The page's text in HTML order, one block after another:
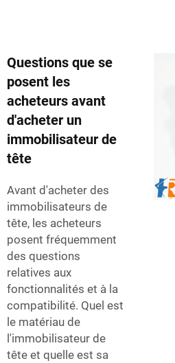
Questions que se
posent les
acheteurs avant
d'acheter un
immobilisateur de
tête
Avant d'acheter des
immobilisateurs de
tête, les acheteurs
posent fréquemment
des questions
relatives aux
fonctionnalités et à la
compatibilité. Quel est
le matériau de
l'immobilisateur de
tête et quelle est sa